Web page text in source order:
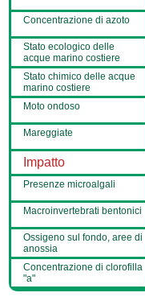
Concentrazione di azoto
Stato ecologico delle
acque marino costiere
Stato chimico delle acque
marino costiere
Moto ondoso
Mareggiate
Impatto
Presenze microalgali
Macroinvertebrati bentonici
Ossigeno sul fondo, aree di
anossia
Concentrazione di clorofilla
"a"